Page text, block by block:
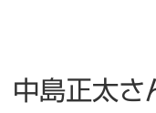
中島正太